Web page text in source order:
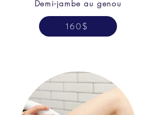
Demi-jambe au genou
160$